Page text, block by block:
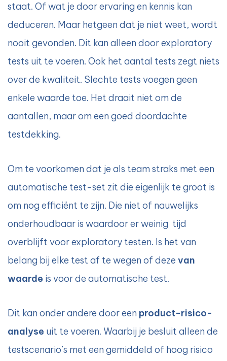
staat. Of wat je door ervaring en kennis kan
deduceren. Maar hetgeen dat je niet weet, wordt
nooit gevonden. Dit kan alleen door exploratory
tests uit te voeren. Ook het aantal tests zegt niets
over de kwaliteit. Slechte tests voegen geen
enkele waarde toe. Het draait niet om de
aantallen, maar om een goed doordachte
testdekking.
Om te voorkomen dat je als team straks met een
automatische test-set zit die eigenlijk te groot is
om nog efficiënt te zijn. Die niet of nauwelijks
onderhoudbaar is waardoor er weinig tijd
overblijft voor exploratory testen. Is het van
belang bij elke test af te wegen of deze van
waarde is voor de automatische test.
Dit kan onder andere door een product-risico-
analyse uit te voeren. Waarbij je besluit alleen de
testscenario’s met een gemiddeld of hoog risico